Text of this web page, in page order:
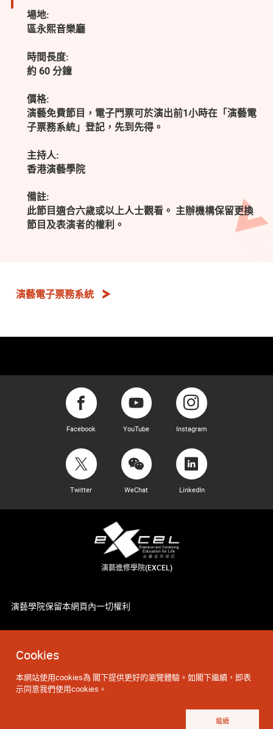
Cookies
本網站使用cookies為 閣下提供更好的瀏覽體驗。如閣下繼續，即表
示同意我們使用cookies。
繼續
場地:
區永熙音樂廳
時間長度:
約 60 分鐘
價格:
演藝免費節目，電子門票可於演出前1小時在「演藝電
子票務系統」登記，先到先得。
主持人:
香港演藝學院
備註:
此節目適合六歲或以上人士觀看。 主辦機構保留更換
節目及表演者的權利。
演藝電子票務系統
Facebook YouTube Instagram
Twitter WeChat LinkedIn
演藝進修學院(EXCEL)
演藝學院保留本網頁內一切權利